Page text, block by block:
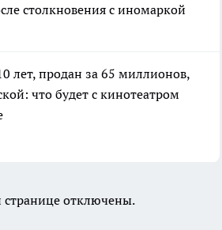
столкновения с иномаркой
лет, продан за 65 миллионов,
что будет с кинотеатром
отключены.